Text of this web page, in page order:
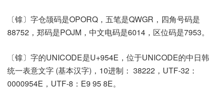
〔镎〕字仓颉码是OPORQ，五笔是QWGR，四角号码是
88752，郑码是POJM，中文电码是6014，区位码是7953。
〔镎〕字的UNICODE是U+954E，位于UNICODE的中日韩
统一表意文字 (基本汉字)，10进制： 38222，UTF-32：
0000954E，UTF-8：E9 95 8E。